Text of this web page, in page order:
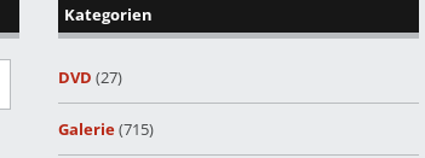
Kategorien
DVD (27)
Galerie(715)